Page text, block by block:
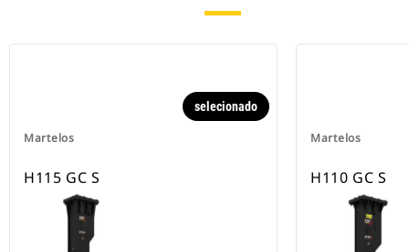
Martelos
selecionado
H115 GC S
Martelos
H110 GC S